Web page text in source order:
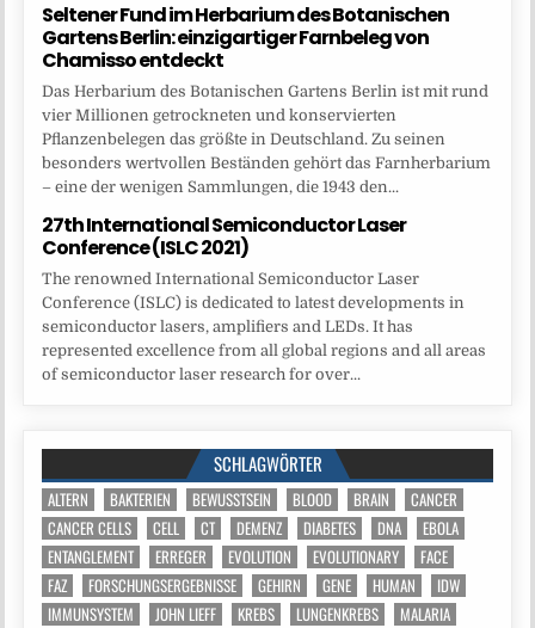
Seltener Fund im Herbarium des Botanischen
Gartens Berlin: einzigartiger Farnbeleg von
Chamisso entdeckt
Das Herbarium des Botanischen Gartens Berlin ist mit rund
vier Millionen getrockneten und konservierten
Pflanzenbelegen das größte in Deutschland. Zu seinen
besonders wertvollen Beständen gehört das Farnherbarium
– eine der wenigen Sammlungen, die 1943 den...
27th International Semiconductor Laser
Conference (ISLC 2021)
The renowned International Semiconductor Laser
Conference (ISLC) is dedicated to latest developments in
semiconductor lasers, amplifiers and LEDs. It has
represented excellence from all global regions and all areas
of semiconductor laser research for over...
SCHLAGWÖRTER
ALTERN BAKTERIEN BEWUSSTSEIN BLOOD BRAIN
CANCER
CANCER CELLS
CELL CT DEMENZ DIABETES DNA
EBOLA
ENTANGLEMENT
ERREGER EVOLUTION EVOLUTIONARY
FACE
FAZ
FORSCHUNGSERGEBNISSE GEHIRN GENE HUMAN
IDW
IMMUNSYSTEM
JOHN LIEFF KREBS LUNGENKREBS
MALARIA